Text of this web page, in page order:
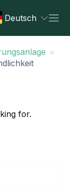
Deutsch
»
for.